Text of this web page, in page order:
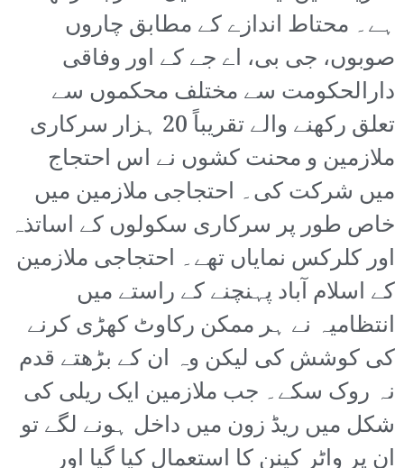
ہے۔ محتاط اندازے کے مطابق چاروں
صوبوں، جی بی، اے جے کے اور وفاقی
دارالحکومت سے مختلف محکموں سے
تعلق رکھنے والے تقریباً 20 ہزار سرکاری
ملازمین و محنت کشوں نے اس احتجاج
میں شرکت کی۔ احتجاجی ملازمین میں
خاص طور پر سرکاری سکولوں کے اساتذہ
اور کلرکس نمایاں تھے۔ احتجاجی ملازمین
کے اسلام آباد پہنچنے کے راستے میں
انتظامیہ نے ہر ممکن رکاوٹ کھڑی کرنے
کی کوشش کی لیکن وہ ان کے بڑھتے قدم
نہ روک سکے۔ جب ملازمین ایک ریلی کی
شکل میں ریڈ زون میں داخل ہونے لگے تو